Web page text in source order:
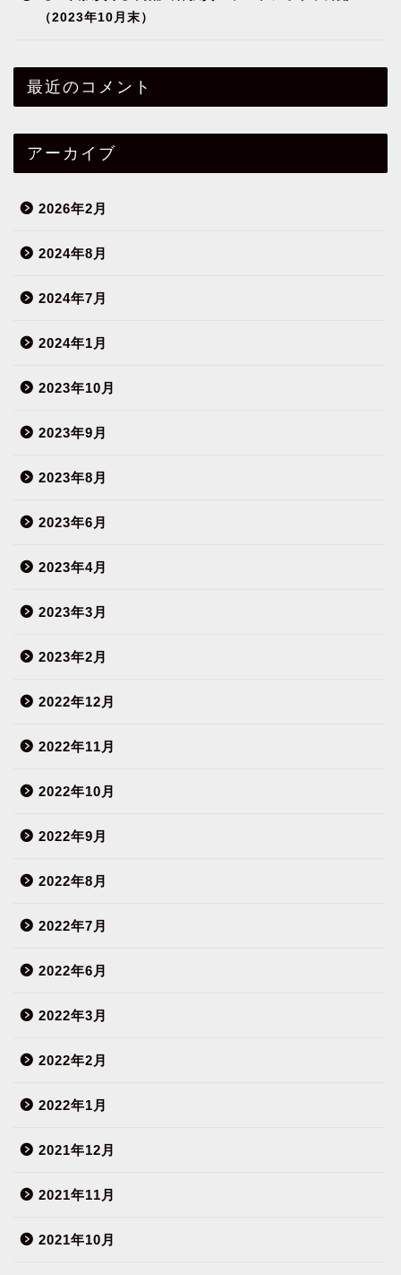
（2023年10月末）
最近のコメント
アーカイブ
2026年2月
2024年8月
2024年7月
2024年1月
2023年10月
2023年9月
2023年8月
2023年6月
2023年4月
2023年3月
2023年2月
2022年12月
2022年11月
2022年10月
2022年9月
2022年8月
2022年7月
2022年6月
2022年3月
2022年2月
2022年1月
2021年12月
2021年11月
2021年10月